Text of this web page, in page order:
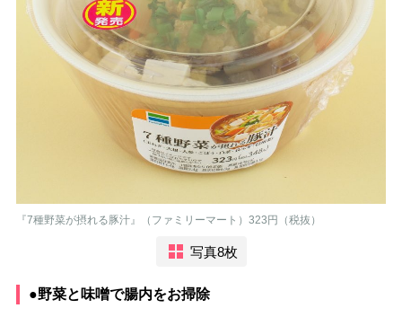
『7種野菜が摂れる豚汁』（ファミリーマート）323円（税抜）
写真8枚
●野菜と味噌で腸内をお掃除